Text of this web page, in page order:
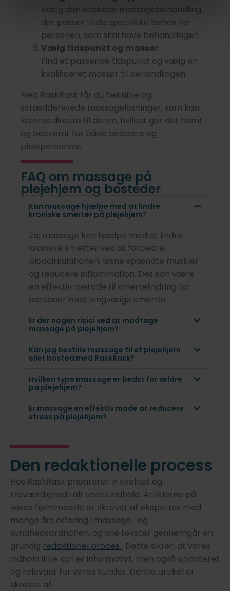
Vælg den ønskede massagebehandling,
der passer til de specifikke behov for
personen, som skal have behandlingen.
Vælg tidspunkt og massør
Find et passende tidspunkt og vælg en
kvalificeret massør til behandlingen.
Med RaskRask får du fleksible og
skræddersyede massageløsninger, som kan
leveres direkte til døren, hvilket gør det nemt
og bekvemt for både beboere og
plejepersonale.
FAQ om massage på
plejehjem og bosteder
Kan massage hjælpe med at lindre
kroniske smerter på plejehjem?
Ja, massage kan hjælpe med at lindre
kroniske smerter ved at forbedre
blodcirkulationen, løsne spændte muskler
og reducere inflammation. Det kan være
en effektiv metode til smertelindring for
personer med langvarige smerter.
Er der nogen risici ved at modtage
massage på plejehjem?
Kan jeg bestille massage til et plejehjem
eller bosted med RaskRask?
Hvilken type massage er bedst for ældre
på plejehjem?
Er massage en effektiv måde at reducere
stress på plejehjem?
Den redaktionelle process
Hos RaskRask prioriterer vi kvalitet og
troværdighed i alt vores indhold. Artiklerne på
vores hjemmeside er skrevet af eksperter med
mange års erfaring i massage- og
sundhedsbranchen, og alle tekster gennemgår en
grundig redaktionel proces . Dette sikrer, at vores
indhold ikke kun er informativt, men også opdateret
og relevant for vores kunder. Denne artikel er
skrevet af: